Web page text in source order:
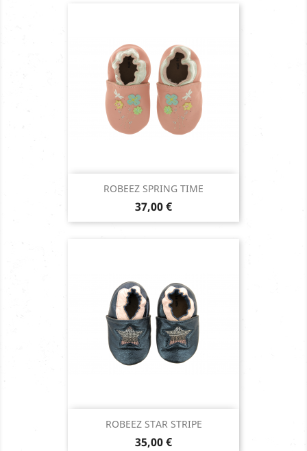
ROBEEZ SPRING TIME
Prix
37,00 €
ROBEEZ STAR STRIPE
Prix
35,00 €